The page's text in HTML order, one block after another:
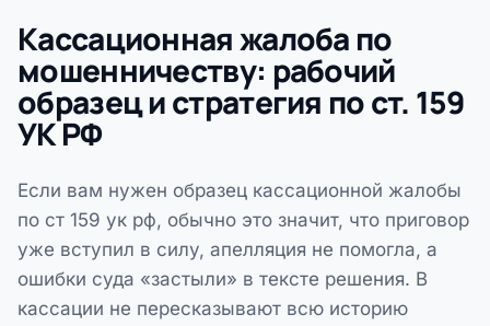
Кассационная жалоба по
мошенничеству: рабочий
образец и стратегия по ст. 159
УК РФ
Если вам нужен образец кассационной жалобы
по ст 159 ук рф, обычно это значит, что приговор
уже вступил в силу, апелляция не помогла, а
ошибки суда «застыли» в тексте решения. В
кассации не пересказывают всю историю